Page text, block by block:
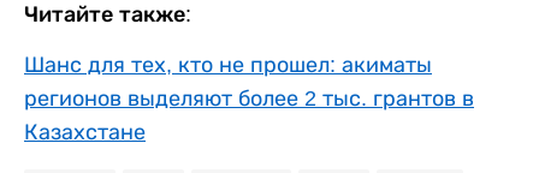
Читайте также:
Шанс для тех, кто не прошел: акиматы
регионов выделяют более 2 тыс. грантов в
Казахстане